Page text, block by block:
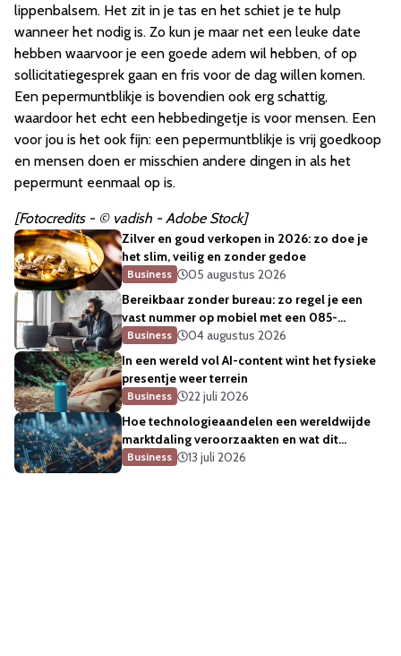
lippenbalsem. Het zit in je tas en het schiet je te hulp
wanneer het nodig is. Zo kun je maar net een leuke date
hebben waarvoor je een goede adem wil hebben, of op
sollicitatiegesprek gaan en fris voor de dag willen komen.
Een pepermuntblikje is bovendien ook erg schattig,
waardoor het echt een hebbedingetje is voor mensen. Een
voor jou is het ook fijn: een pepermuntblikje is vrij goedkoop
en mensen doen er misschien andere dingen in als het
pepermunt eenmaal op is.
[Fotocredits - © vadish - Adobe Stock]
Zilver en goud verkopen in 2026: zo doe je
het slim, veilig en zonder gedoe
Business
05 augustus 2026
Bereikbaar zonder bureau: zo regel je een
vast nummer op mobiel met een 085-
telefoonnummer
Business
04 augustus 2026
In een wereld vol AI-content wint het fysieke
presentje weer terrein
Business
22 juli 2026
Hoe technologieaandelen een wereldwijde
marktdaling veroorzaakten en wat dit
betekent voor de sector
Business 13 juli 2026